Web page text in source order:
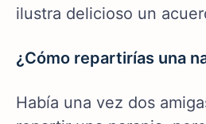
ilustra delicioso un
¿Cómo repartirías una
Había una vez dos